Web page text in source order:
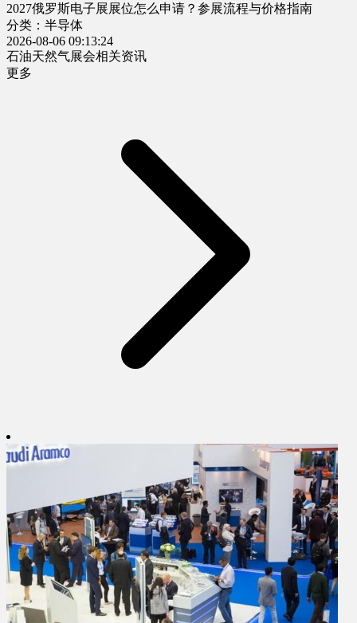
2027俄罗斯电子展展位怎么申请？参展流程与价格指南
分类：半导体
2026-08-06 09:13:24
石油天然气展会相关资讯
更多